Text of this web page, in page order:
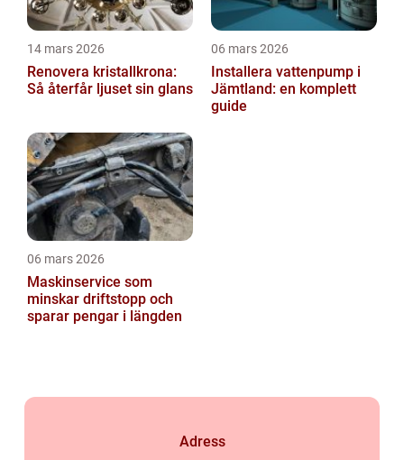
14 mars 2026
Renovera kristallkrona:
Så återfår ljuset sin glans
06 mars 2026
Installera vattenpump i
Jämtland: en komplett
guide
06 mars 2026
Maskinservice som
minskar driftstopp och
sparar pengar i längden
Adress